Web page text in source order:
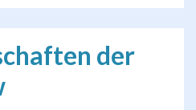
der